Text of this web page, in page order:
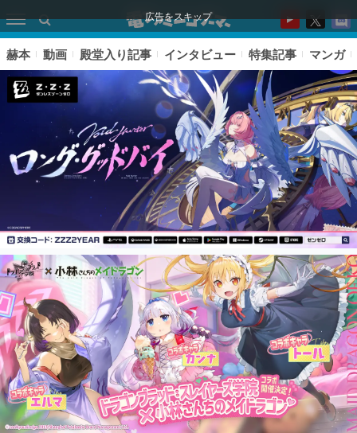
広告をスキップ
ピックアップ
電ファミのいま読まれている記事ランキング
アプリセール情報
インタビュー
連載・特集一覧
赫本 動画 殿堂入り記事 インタビュー 特集記事 マンガ